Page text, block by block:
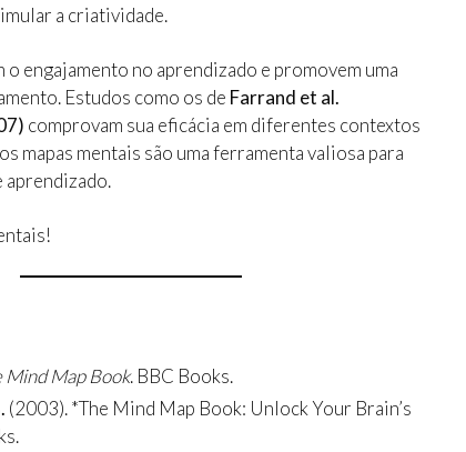
a criatividade.
o engajamento no aprendizado e promovem uma
Estudos como os de Farrand et al.
comprovam sua eficácia em diferentes contextos
mapas mentais são uma ferramenta valiosa para
Mind Map Book. BBC Books.
(2003). *The Mind Map Book: Unlock Your Brain’s